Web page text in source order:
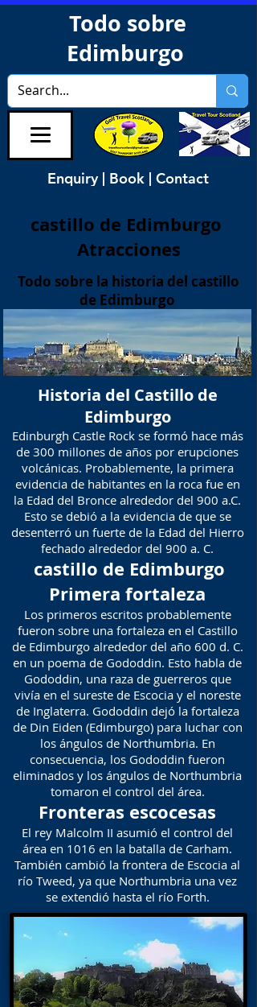
Todo sobre
Edimburgo
Enquiry | Book | Contact
castillo de Edimburgo
Atracciones
Todo sobre la historia del castillo
de Edimburgo
Historia del Castillo de
Edimburgo
Edinburgh Castle Rock se formó hace más
de 300 millones de años por erupciones
volcánicas. Probablemente, la primera
evidencia de habitantes en la roca fue en
la Edad del Bronce alrededor del 900 a.C.
Esto se debió a la evidencia de que se
desenterró un fuerte de la Edad del Hierro
fechado alrededor del 900 a. C.
castillo de Edimburgo
Primera fortaleza
Los primeros escritos probablemente
fueron sobre una fortaleza en el Castillo
de Edimburgo alrededor del año 600 d. C.
en un poema de Gododdin. Esto habla de
Gododdin, una raza de guerreros que
vivía en el sureste de Escocia y el noreste
de Inglaterra. Gododdin dejó la fortaleza
de Din Eiden (Edimburgo) para luchar con
los ángulos de Northumbria. En
consecuencia, los Gododdin fueron
eliminados y los ángulos de Northumbria
tomaron el control del área.
Fronteras escocesas
El rey Malcolm II asumió el control del
área en 1016 en la batalla de Carham.
También cambió la frontera de Escocia al
río Tweed, ya que Northumbria una vez
se extendió hasta el río Forth.